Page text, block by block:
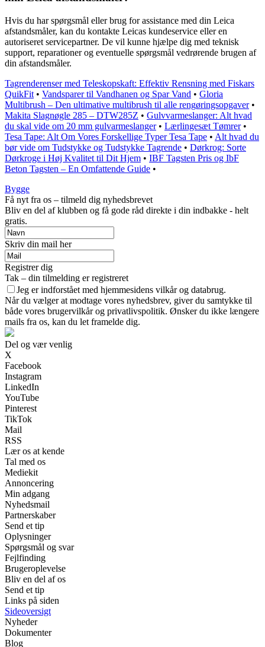
Hvis du har spørgsmål eller brug for assistance med din Leica
afstandsmåler, kan du kontakte Leicas kundeservice eller en
autoriseret servicepartner. De vil kunne hjælpe dig med teknisk
support, reparationer og eventuelle spørgsmål vedrørende brugen af
din afstandsmåler.
Tagrenderenser med Teleskopskaft: Effektiv Rensning med Fiskars
QuikFit • Vandsparer til Vandhanen og Spar Vand • Gloria
Multibrush – Den ultimative multibrush til alle rengøringsopgaver•
Makita Slagnøgle 285 – DTW285Z • Gulvvarmeslanger: Alt hvad
du skal vide om 20 mm gulvarmeslanger• Lærlingesæt Tømrer•
Tesa Tape: Alt Om Vores Forskellige Typer Tesa Tape • Alt hvad du
bør vide om Tudstykke og Tudstykke Tagrende • Dørkrog: Sorte
Dørkroge i Høj Kvalitet til Dit Hjem • IBF Tagsten Pris og IbF
Beton Tagsten – En Omfattende Guide •
Bygge
Få nyt fra os – tilmeld dig nyhedsbrevet
Bliv en del af klubben og få gode råd direkte i din indbakke - helt
gratis.
Skriv din mail her
Registrer dig
Tak – din tilmelding er registreret
Jeg er indforstået med hjemmesidens vilkår og databrug.
Når du vælger at modtage vores nyhedsbrev, giver du samtykke til
både vores brugervilkår og privatlivspolitik. Ønsker du ikke længere
mails fra os, kan du let framelde dig.
Del og vær venlig
X
Facebook
Instagram
LinkedIn
YouTube
Pinterest
TikTok
Mail
RSS
Lær os at kende
Tal med os
Mediekit
Annoncering
Min adgang
Nyhedsmail
Partnerskaber
Send et tip
Oplysninger
Spørgsmål og svar
Fejlfinding
Brugeroplevelse
Bliv en del af os
Send et tip
Links på siden
Sideoversigt
Nyheder
Dokumenter
Blog